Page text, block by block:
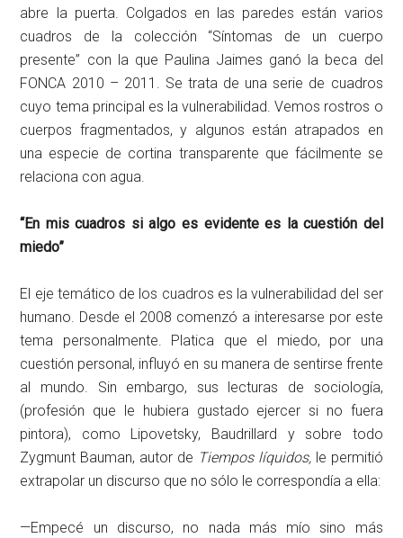
abre la puerta. Colgados en las paredes están varios
cuadros de la colección “Síntomas de un cuerpo
presente” con la que Paulina Jaimes ganó la beca del
FONCA 2010 – 2011. Se trata de una serie de cuadros
cuyo tema principal es la vulnerabilidad. Vemos rostros o
cuerpos fragmentados, y algunos están atrapados en
una especie de cortina transparente que fácilmente se
relaciona con agua.
“En mis cuadros si algo es evidente es la cuestión del
miedo”
El eje temático de los cuadros es la vulnerabilidad del ser
humano. Desde el 2008 comenzó a interesarse por este
tema personalmente. Platica que el miedo, por una
cuestión personal, influyó en su manera de sentirse frente
al mundo. Sin embargo, sus lecturas de sociología,
(profesión que le hubiera gustado ejercer si no fuera
pintora), como Lipovetsky, Baudrillard y sobre todo
Zygmunt Bauman, autor de Tiempos líquidos,le permitió
extrapolar un discurso que no sólo le correspondía a ella:
—Empecé un discurso, no nada más mío sino más